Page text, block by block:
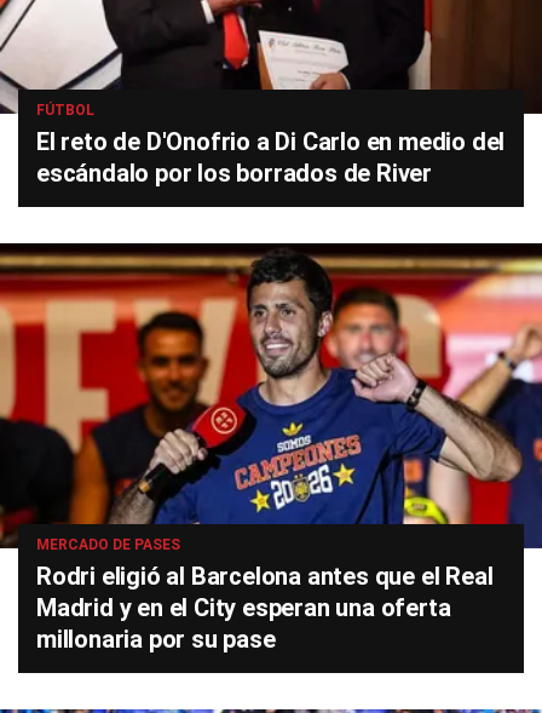
FÚTBOL
El reto de D'Onofrio a Di Carlo en medio del
escándalo por los borrados de River
MERCADO DE PASES
Rodri eligió al Barcelona antes que el Real
Madrid y en el City esperan una oferta
millonaria por su pase